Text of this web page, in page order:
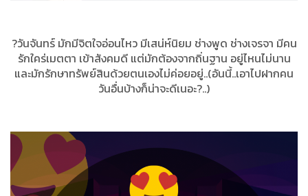
?วันจันทร์ มักมีจิตใจอ่อนไหว มีเสน่ห์นิยม ช่างพูด ช่างเจรจา มีคน
รักใคร่เมตตา เข้าสังคมดี แต่มักต้องจากถิ่นฐาน อยู่ไหนไม่นาน
และมักรักษาทรัพย์สินด้วยตนเองไม่ค่อยอยู่..(อันนี้..เอาไปฝากคน
วันอื่นบ้างก็น่าจะดีเนอะ?..)